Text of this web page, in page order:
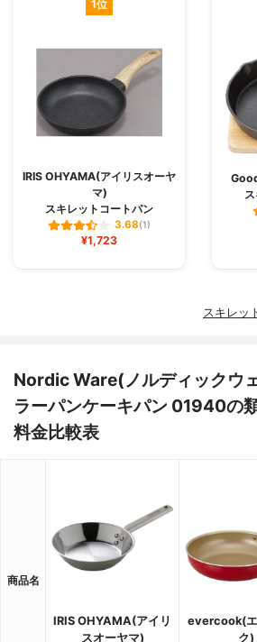
1位
IRIS OHYAMA(アイリスオーヤ
マ)
スキレットコートパン
3.68(1)
¥1,723
スキレッ
Nordic Ware(ノルディックウ
ラーパンケーキパン 01940の
料金比較表
商品名
IRIS OHYAMA(アイリ
スオーヤマ)
evercook(
ク)